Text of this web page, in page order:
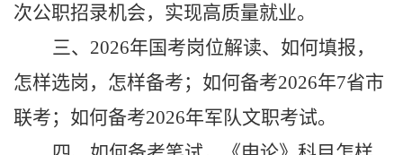
次公职招录机会，实现高质量就业。
三、 2026年国考岗位解读、如何填报，
怎样选岗，怎样备考；如何备考2026年7省市
联考；如何备考2026年军队文职考试。